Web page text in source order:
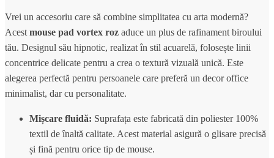
Vrei un accesoriu care să combine simplitatea cu arta modernă?
Acest mouse pad vortex roz aduce un plus de rafinament biroului
tău. Designul său hipnotic, realizat în stil acuarelă, folosește linii
concentrice delicate pentru a crea o textură vizuală unică. Este
alegerea perfectă pentru persoanele care preferă un decor office
minimalist, dar cu personalitate.
Mișcare fluidă: Suprafața este fabricată din poliester 100%
textil de înaltă calitate. Acest material asigură o glisare precisă
și fină pentru orice tip de mouse.